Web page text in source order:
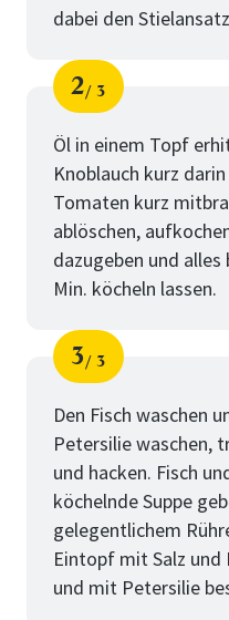
dabei den
Schritt
2
von
3
Öl in einem Topf
Knoblauch kurz
Tomaten kurz
ablöschen,
dazugeben und
Min. köcheln lassen.
Schritt
3
von
3
Den Fisch waschen
Petersilie waschen,
und hacken. Fisch
köchelnde Suppe
gelegentlichem
Eintopf mit Salz
und mit Petersilie